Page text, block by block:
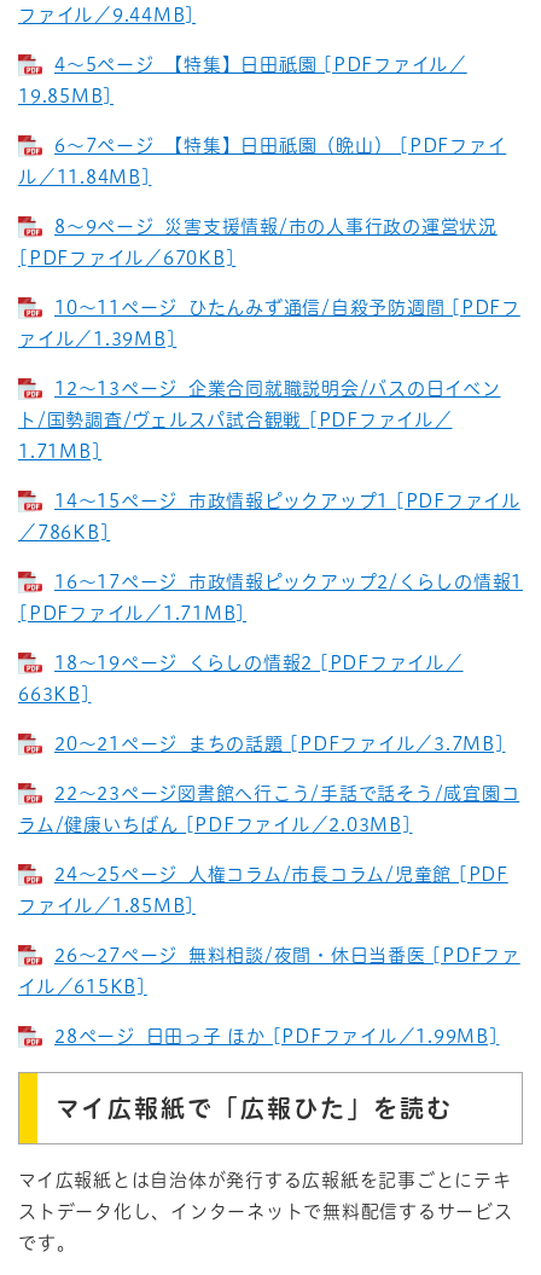
ファイル／9.44MB]
4～5ページ_【特集】日田祇園 [PDFファイル／
19.85MB]
6～7ページ_【特集】日田祇園（晩山） [PDFファイ
ル／11.84MB]
8～9ページ_災害支援情報/市の人事行政の運営状況
[PDFファイル／670KB]
10～11ページ_ひたんみず通信/自殺予防週間 [PDFフ
ァイル／1.39MB]
12～13ページ_企業合同就職説明会/バスの日イベン
ト/国勢調査/ヴェルスパ試合観戦 [PDFファイル／
1.71MB]
14～15ページ_市政情報ピックアップ1 [PDFファイル
／786KB]
16～17ページ_市政情報ピックアップ2/くらしの情報1
[PDFファイル／1.71MB]
18～19ページ_くらしの情報2 [PDFファイル／
663KB]
20～21ページ_まちの話題 [PDFファイル／3.7MB]
22～23ページ図書館へ行こう/手話で話そう/咸宜園コ
ラム/健康いちばん [PDFファイル／2.03MB]
24～25ページ_人権コラム/市長コラム/児童館 [PDF
ファイル／1.85MB]
26～27ページ_無料相談/夜間・休日当番医 [PDFファ
イル／615KB]
28ページ_日田っ子 ほか [PDFファイル／1.99MB]
マイ広報紙で「広報ひた」を読む
マイ広報紙とは自治体が発行する広報紙を記事ごとにテキ
ストデータ化し、インターネットで無料配信するサービス
です。